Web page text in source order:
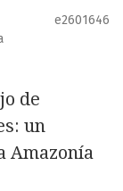
e2601646
de
un
Amazonía